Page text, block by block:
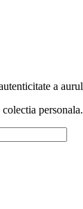
a
personala.